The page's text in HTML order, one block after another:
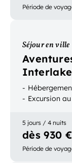
Période de
Séjour en ville
Excursion
5 jours / 4 nuits
dès 930 €
Période de